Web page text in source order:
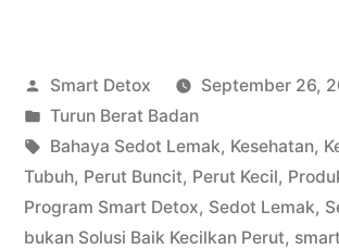
Solusi
Baik
Kecilkan
Perut
Posted
by
Smart Detox
September 26,
Posted
in
Turun Berat Badan
Tags:
Bahaya Sedot Lemak, Kesehatan,
Tubuh, Perut Buncit, Perut Kecil,
Program Smart Detox, Sedot Lemak,
bukan Solusi Baik Kecilkan Perut,